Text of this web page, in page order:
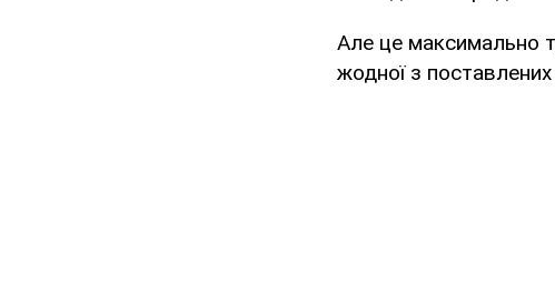
Але це максимально
жодної з